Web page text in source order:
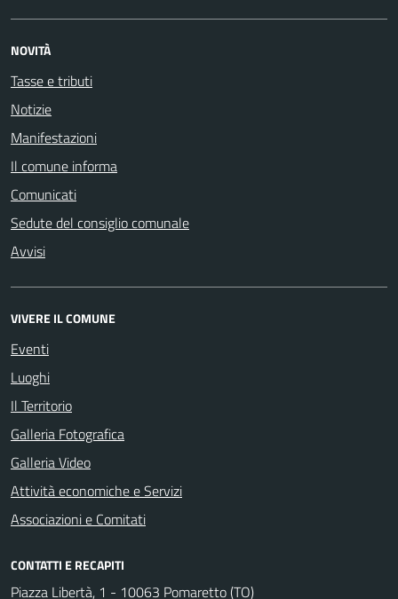
NOVITÀ
Tasse e tributi
Notizie
Manifestazioni
Il comune informa
Comunicati
Sedute del consiglio comunale
Avvisi
VIVERE IL COMUNE
Eventi
Luoghi
Il Territorio
Galleria Fotografica
Galleria Video
Attività economiche e Servizi
Associazioni e Comitati
CONTATTI E RECAPITI
Piazza Libertà, 1 - 10063 Pomaretto (TO)